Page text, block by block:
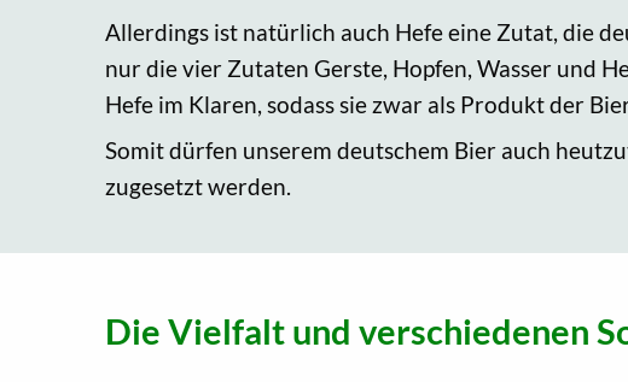
Allerdings ist natürlich auch Hefe eine Zutat, die
nur die vier Zutaten Gerste, Hopfen, Wasser und
Hefe im Klaren, sodass sie zwar als Produkt der
Somit dürfen unserem deutschem Bier auch
zugesetzt werden.
Die Vielfalt und verschiedenen